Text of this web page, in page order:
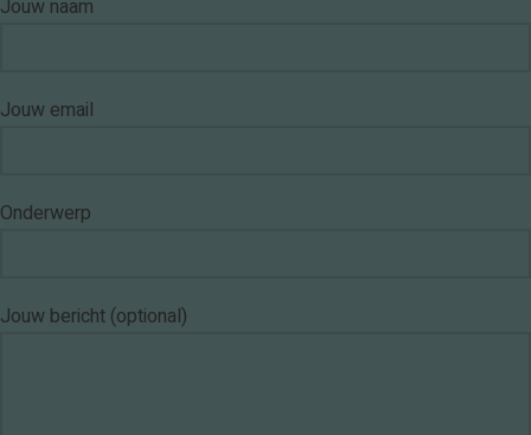
Jouw naam
Jouw email
Onderwerp
Jouw bericht (optional)